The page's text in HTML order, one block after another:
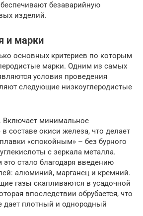
безаварийную
изделий.
и марки
основных критериев по которым
марки. Одним из самых
условия проведения
следующие низкоуглеродистые
минимальное
составе окиси железа, что делает
«спокойным» – без бурного
с зеркала металла.
стало благодаря введению
алюминий, марганец и кремний.
газы скапливаются в усадочной
впоследствии обрубается, что
дает плотный и однородный